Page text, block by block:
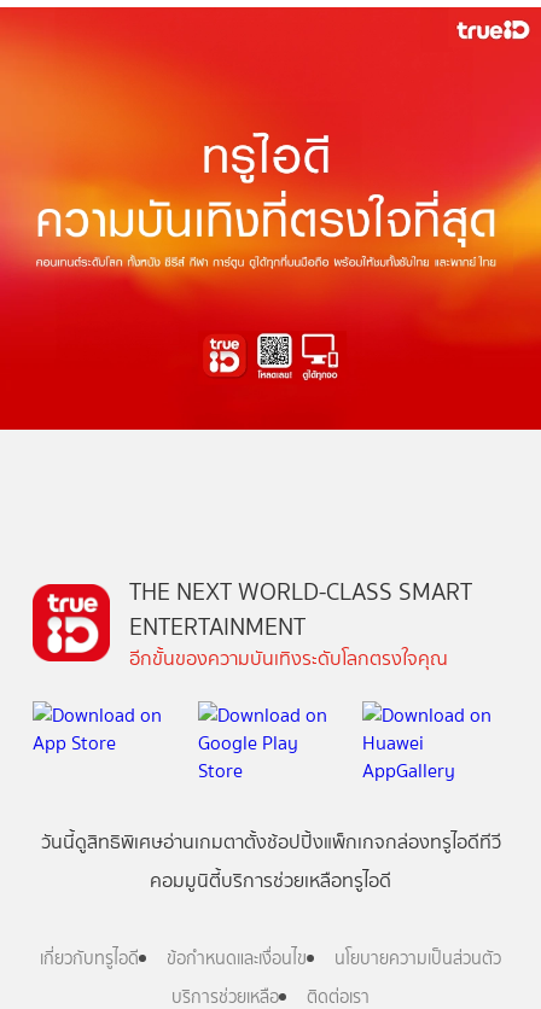
THE NEXT WORLD-CLASS SMART
ENTERTAINMENT
อีกขั้นของความบันเทิงระดับโลกตรงใจคุณ
วันนี้ดูสิทธิพิเศษอ่านเกมตาตั้งช้อปปิ้งแพ็กเกจกล่องทรูไอดีทีวี
คอมมูนิตี้บริการช่วยเหลือทรูไอดี
เกี่ยวกับทรูไอดี ข้อกำหนดและเงื่อนไข
นโยบายความเป็นส่วนตัว
บริการช่วยเหลือ
ติดต่อเรา